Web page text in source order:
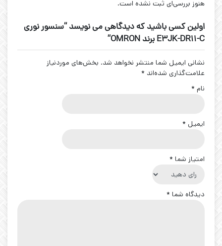
هنوز بررسی‌ای ثبت نشده است.
اولین کسی باشید که دیدگاهی می نویسد “سنسور نوری
E3JK-DR11-C برند OMRON”
نشانی ایمیل شما منتشر نخواهد شد. بخش‌های موردنیاز
علامت‌گذاری شده‌اند *
نام *
ایمیل *
امتیاز شما *
دیدگاه شما *